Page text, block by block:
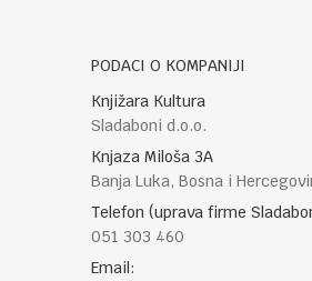
POŠALJI
PODACI O KOMPANIJI
Knjižara Kultura
Sladaboni d.o.o.
Knjaza Miloša 3A
Banja Luka, Bosna i
Telefon (uprava firme
051 303 460
Email: